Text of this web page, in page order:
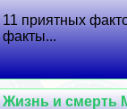
11 приятных
факты...
Жизнь и cмepть